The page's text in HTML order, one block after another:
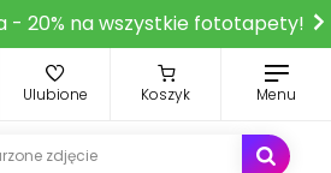
- 20% na wszystkie fototapety!
Ulubione Koszyk Menu